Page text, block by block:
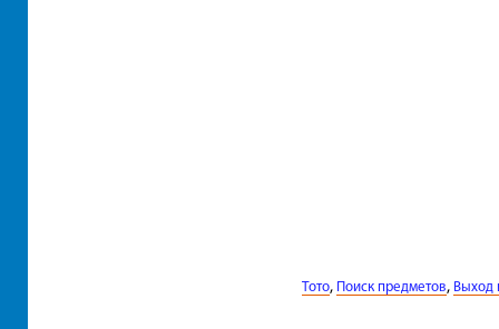
Тото, Поиск предметов, Выход